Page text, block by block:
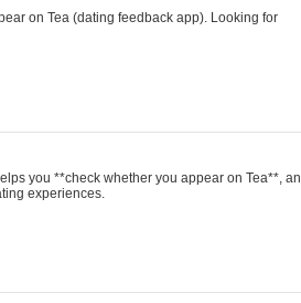
on Tea (dating feedback app). Looking for
you **check whether you appear on Tea**, an
experiences.